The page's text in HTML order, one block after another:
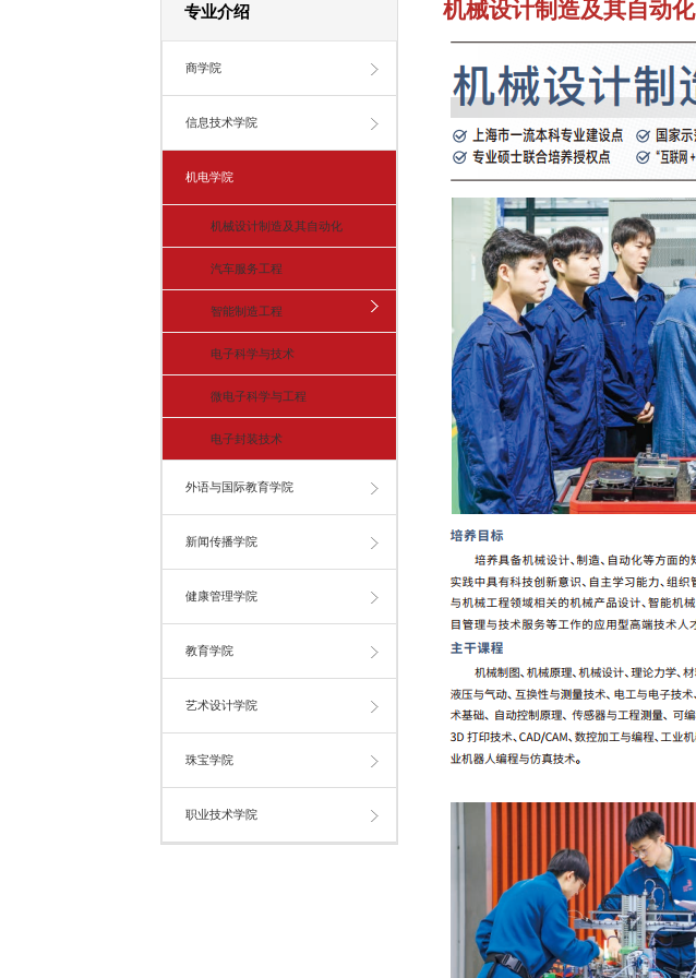
专业介绍
商学院
信息技术学院
机电学院
机械设计制造及其自动化
汽车服务工程
智能制造工程
电子科学与技术
微电子科学与工程
电子封装技术
外语与国际教育学院
新闻传播学院
健康管理学院
教育学院
艺术设计学院
珠宝学院
职业技术学院
机械设计制造及其自动化